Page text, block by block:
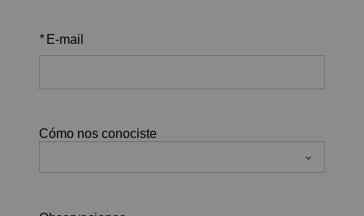
* E-mail
Cómo nos conociste